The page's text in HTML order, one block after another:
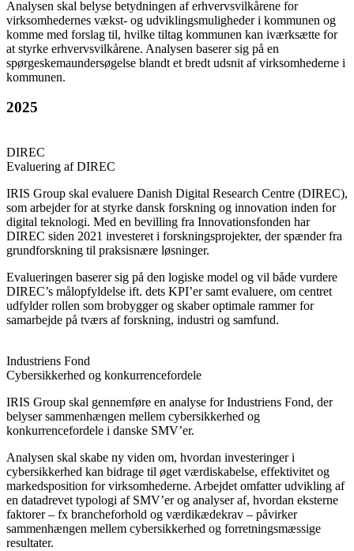
Analysen skal belyse betydningen af erhvervsvilkårene for
virksomhedernes vækst- og udviklingsmuligheder i kommunen og
komme med forslag til, hvilke tiltag kommunen kan iværksætte for
at styrke erhvervsvilkårene. Analysen baserer sig på en
spørgeskemaundersøgelse blandt et bredt udsnit af virksomhederne i
kommunen.
2025
DIREC
Evaluering af DIREC
IRIS Group skal evaluere Danish Digital Research Centre (DIREC),
som arbejder for at styrke dansk forskning og innovation inden for
digital teknologi. Med en bevilling fra Innovationsfonden har
DIREC siden 2021 investeret i forskningsprojekter, der spænder fra
grundforskning til praksisnære løsninger.
Evalueringen baserer sig på den logiske model og vil både vurdere
DIREC’s målopfyldelse ift. dets KPI’er samt evaluere, om centret
udfylder rollen som brobygger og skaber optimale rammer for
samarbejde på tværs af forskning, industri og samfund.
Industriens Fond
Cybersikkerhed og konkurrencefordele
IRIS Group skal gennemføre en analyse for Industriens Fond, der
belyser sammenhængen mellem cybersikkerhed og
konkurrencefordele i danske SMV’er.
Analysen skal skabe ny viden om, hvordan investeringer i
cybersikkerhed kan bidrage til øget værdiskabelse, effektivitet og
markedsposition for virksomhederne. Arbejdet omfatter udvikling af
en datadrevet typologi af SMV’er og analyser af, hvordan eksterne
faktorer – fx brancheforhold og værdikædekrav – påvirker
sammenhængen mellem cybersikkerhed og forretningsmæssige
resultater.